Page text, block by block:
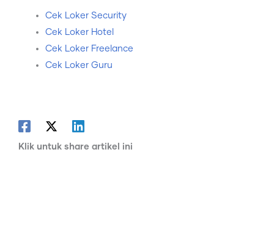
Cek Loker Security
Cek Loker Hotel
Cek Loker Freelance
Cek Loker Guru
Klik untuk share artikel ini